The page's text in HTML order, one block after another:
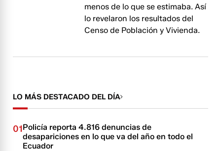
menos de lo que se estimaba. Así
lo revelaron los resultados del
Censo de Población y Vivienda.
LO MÁS DESTACADO DEL DÍA
01Policía reporta 4.816 denuncias de
desapariciones en lo que va del año en todo el
Ecuador